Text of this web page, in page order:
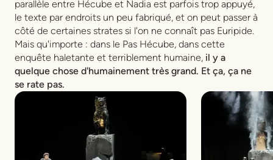
parallèle entre Hécube et Nadia est parfois trop appuyé,
le texte par endroits un peu fabriqué, et on peut passer à
côté de certaines strates si l'on ne connaît pas Euripide.
Mais qu'importe : dans le Pas Hécube, dans cette
enquête haletante et terriblement humaine, il y a
quelque chose d'humainement très grand. Et ça, ça ne
se rate pas.